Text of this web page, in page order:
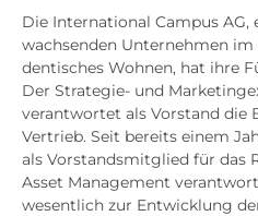
Die Inter­na­tio­nal Cam­pus AG,
wach­sen­den Unter­neh­men
den­ti­sches Woh­nen, hat ihre
Der Stra­te­gie- und
ver­ant­wor­tet als Vor­stand die
Ver­trieb. Seit bereits einem
als Vor­stands­mit­glied für das
Asset Manage­ment
wesent­lich zur Ent­wick­lung